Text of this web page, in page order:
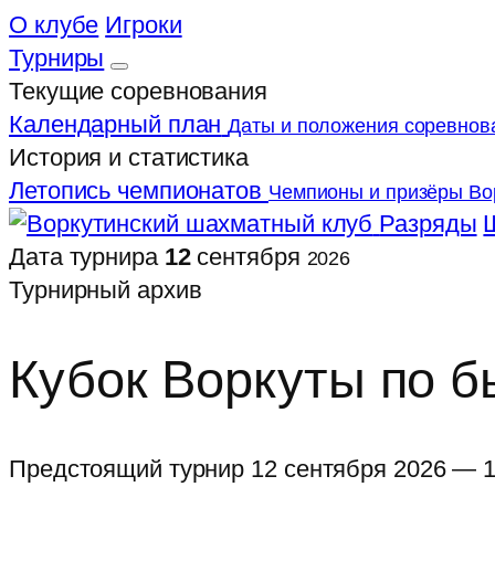
О клубе Игроки
Турниры
Текущие соревнования
Календарный план Даты и положения
История и статистика
Летопись чемпионатов Чемпионы и призёры
Разряды
Дата турнира 12 сентября 2026
Турнирный архив
Кубок Воркуты по
Предстоящий турнир 12 сентября 2026 —